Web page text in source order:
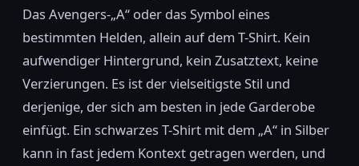
Das Avengers-„A“ oder das Symbol eines
bestimmten Helden, allein auf dem T-Shirt. Kein
aufwendiger Hintergrund, kein Zusatztext, keine
Verzierungen. Es ist der vielseitigste Stil und
derjenige, der sich am besten in jede Garderobe
einfügt. Ein schwarzes T-Shirt mit dem „A“ in Silber
kann in fast jedem Kontext getragen werden, und